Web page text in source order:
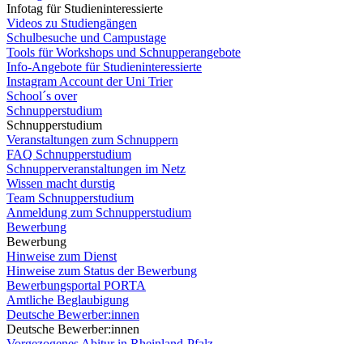
Infotag für Studieninteressierte
Videos zu Studiengängen
Schulbesuche und Campustage
Tools für Workshops und Schnupperangebote
Info-Angebote für Studieninteressierte
Instagram Account der Uni Trier
School´s over
Schnupperstudium
Schnupperstudium
Veranstaltungen zum Schnuppern
FAQ Schnupperstudium
Schnupperveranstaltungen im Netz
Wissen macht durstig
Team Schnupperstudium
Anmeldung zum Schnupperstudium
Bewerbung
Bewerbung
Hinweise zum Dienst
Hinweise zum Status der Bewerbung
Bewerbungsportal PORTA
Amtliche Beglaubigung
Deutsche Bewerber:innen
Deutsche Bewerber:innen